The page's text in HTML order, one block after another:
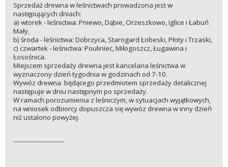
Sprzedaż drewna w leśnictwach prowadzona jest w
następujących dniach:
a) wtorek - leśnictwa: Pniewo, Dąbie, Orzeszkowo, Iglice i Łabuń
Mały,
b) środa - leśnictwa: Dobrzyca, Starogard Łobeski, Płoty i Trzaski,
c) czwartek - leśnictwa: Pouliniec, Miłogoszcz, Ługawina i
Łosośnica.
Miejscem sprzedaży drewna jest kancelaria leśnictwa w
wyznaczony dzień tygodnia w godzinach od 7-10.
Wywóz drewna będącego przedmiotem sprzedaży detalicznej
następuje w dniu następnym po sprzedaży.
W ramach porozumienia z leśniczym, w sytuacjach wyjątkowych,
na wniosek odbiorcy dopuszcza się wywóz drewna w inny dzień
niż ustalono powyżej.
-------------------------